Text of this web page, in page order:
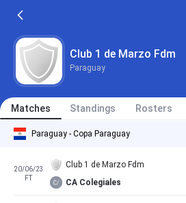
Club 1 de Marzo Fdm
Paraguay
Matches Standings Rosters
Paraguay - Copa Paraguay
20/06/23
FT
Club 1 de Marzo Fdm
CA Colegiales